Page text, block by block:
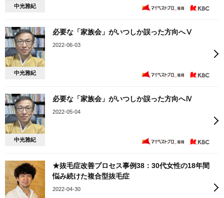
中光雅紀
中光雅紀
必要な「家族会」がいつしか誤った方向へⅤ
2022-06-03
中光雅紀
必要な「家族会」がいつしか誤った方向へⅣ
2022-05-04
★抜毛症改善プロセス事例38：30代女性の18年間
悩み続けた複合型抜毛症
2022-04-30